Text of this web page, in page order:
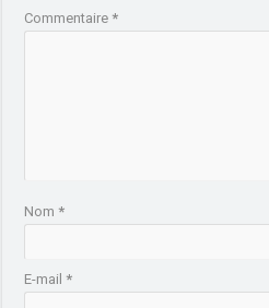
Commentaire*
Nom*
E-mail*